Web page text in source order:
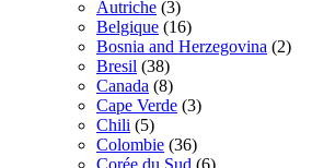
Autriche (3)
Belgique (16)
Bosnia and Herzegovina (2)
Bresil (38)
Canada (8)
Cape Verde (3)
Chili (5)
Colombie (36)
Corée du Sud (6)